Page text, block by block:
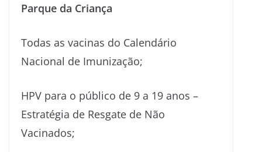
Parque da Criança
Todas as vacinas do Calendário
Nacional de Imunização;
HPV para o público de 9 a 19 anos –
Estratégia de Resgate de Não
Vacinados;